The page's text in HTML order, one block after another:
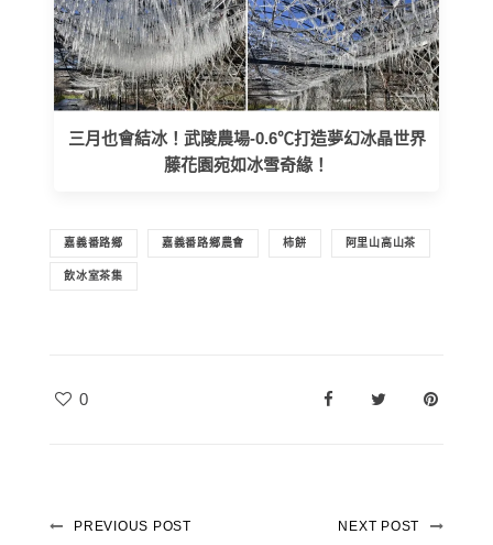
三月也會結冰！武陵農場-0.6℃打造夢幻冰晶世界
藤花園宛如冰雪奇緣！
嘉義番路鄉 嘉義番路鄉農會 柿餅 阿里山高山茶
飲冰室茶集
0
PREVIOUS POST NEXT POST